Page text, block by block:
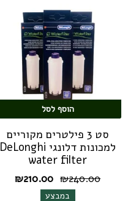
הוסף לסל
סט 3 פילטרים מקוריים
למכונות דלונגי DeLonghi
water filter
₪240.00
המחיר
המקורי
₪210.00
במבצע